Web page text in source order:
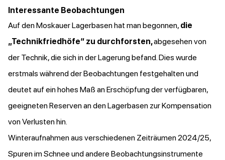
Interessante Beobachtungen
Auf den Moskauer Lagerbasen hat man begonnen, die
„Technikfriedhöfe“ zu durchforsten,abgesehen von
der Technik, die sich in der Lagerung befand. Dies wurde
erstmals während der Beobachtungen festgehalten und
deutet auf ein hohes Maß an Erschöpfung der verfügbaren,
geeigneten Reserven an den Lagerbasen zur Kompensation
von Verlusten hin.
Winteraufnahmen aus verschiedenen Zeiträumen 2024/25,
Spuren im Schnee und andere Beobachtungsinstrumente